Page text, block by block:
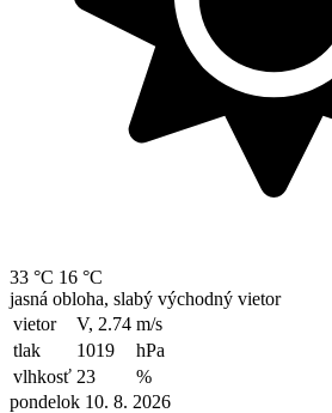
33 °C 16 °C
jasná obloha, slabý východný vietor
vietor
V, 2.74 m/s
tlak
1019
hPa
vlhkosť 23
%
pondelok 10. 8. 2026